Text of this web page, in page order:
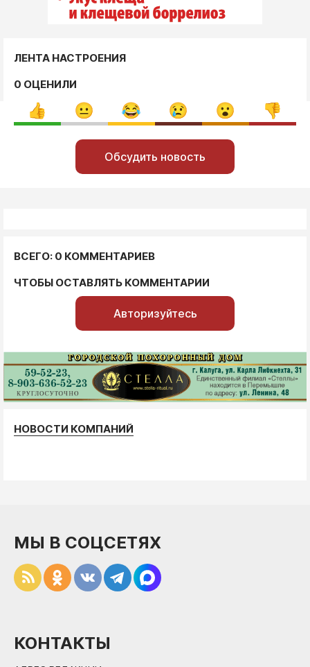
ЛЕНТА НАСТРОЕНИЯ
0 ОЦЕНИЛИ
Обсудить новость
ВСЕГО: 0 КОММЕНТАРИЕВ
ЧТОБЫ ОСТАВЛЯТЬ КОММЕНТАРИИ
Авторизуйтесь
НОВОСТИ КОМПАНИЙ
МЫ В СОЦСЕТЯХ
КОНТАКТЫ